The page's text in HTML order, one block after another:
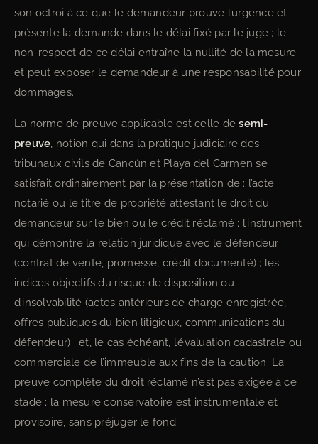
son octroi à ce que le demandeur prouve l’urgence et
présente la demande dans le délai fixé par le juge ; le
non-respect de ce délai entraîne la nullité de la mesure
et peut exposer le demandeur à une responsabilité pour
dommages.
La norme de preuve applicable est celle desemi-
preuve, notion qui dans la pratique judiciaire des
tribunaux civils de Cancún et Playa del Carmen se
satisfait ordinairement par la présentation de : l’acte
notarié ou le titre de propriété attestant le droit du
demandeur sur le bien ou le crédit réclamé ; l’instrument
qui démontre la relation juridique avec le défendeur
(contrat de vente, promesse, crédit documenté) ; les
indices objectifs du risque de disposition ou
d’insolvabilité (actes antérieurs de charge enregistrée,
offres publiques du bien litigieux, communications du
défendeur) ; et, le cas échéant, l’évaluation cadastrale ou
commerciale de l’immeuble aux fins de la caution. La
preuve complète du droit réclamé n’est pas exigée à ce
stade ; la mesure conservatoire est instrumentale et
provisoire, sans préjuger le fond.